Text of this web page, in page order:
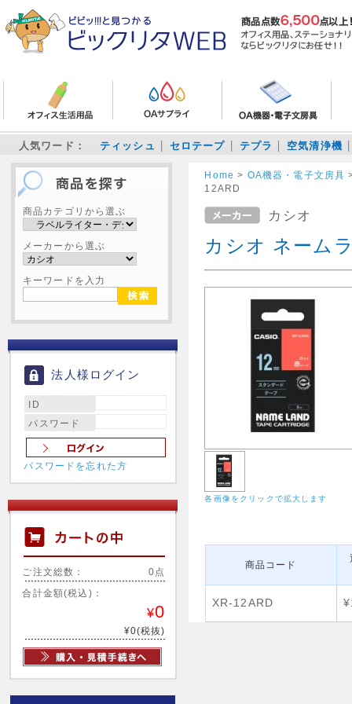
人気ワード： ティッシュ セロテープ テプラ 空気清浄機
商品カテゴリから選ぶ
メーカーから選ぶ
キーワードを入力
法人様ログイン
ID
パスワード
パスワードを忘れた方
ご注文総数： 0点
合計金額(税込)：
¥0
¥0(税抜)
Home > OA機器・電子文房具
12ARD
カシオ
カシオ ネーム
各画像をクリックで拡大します
商品コード
XR-12ARD